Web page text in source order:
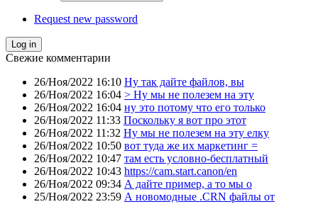
Request new password
Свежие комментарии
26/Ноя/2022 16:10 Ну так дайте файлов, вы
26/Ноя/2022 16:04 > Ну мы не полезем на эту
26/Ноя/2022 16:04 ну это потому что его только
26/Ноя/2022 11:33 Поскольку я вот про этот
26/Ноя/2022 11:32 Ну мы не полезем на эту елку
26/Ноя/2022 10:50 вот туда же их маркетинг =
26/Ноя/2022 10:47 там есть условно-бесплатный
26/Ноя/2022 10:43 https://cam.start.canon/en
26/Ноя/2022 09:34 А дайте пример, а то мы о
25/Ноя/2022 23:59 А новомодные .CRN файлы от